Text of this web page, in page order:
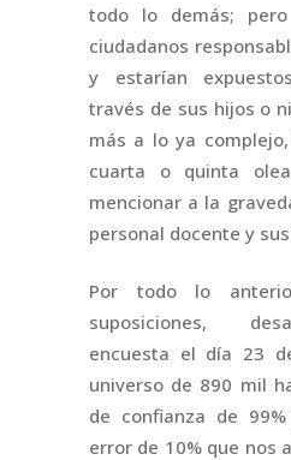
todo lo demás;
ciudadanos
y estarían
través de sus hijos o
más a lo ya
cuarta o quinta
mencionar a la
personal docente y
Por todo lo
suposiciones,
encuesta el día 23
universo de 890 mil
de confianza de
error de 10% que nos